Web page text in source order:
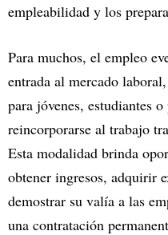
empleabilidad y los
Para muchos, el empleo
entrada al mercado
para jóvenes, estudiantes
reincorporarse al trabajo
Esta modalidad brinda
obtener ingresos, adquirir
demostrar su valía a las
una contratación